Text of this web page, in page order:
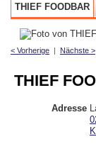
THIEF FOODBAR
< Vorherige | Nächste >
THIEF
Adresse